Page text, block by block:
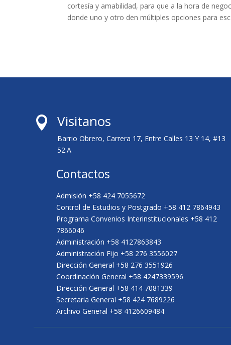
cortesía y amabilidad, para que a la hora de
donde uno y otro den múltiples opciones para
 Visitanos
Barrio Obrero, Carrera 17, Entre Calles 13 Y 14, #13
52.A
Contactos
Admisión +58 424 7055672
Control de Estudios y Postgrado +58 412 7864943
Programa Convenios Interinstitucionales +58 412
7866046
Administración +58 4127863843
Administración Fijo +58 276 3556027
Dirección General +58 276 3551926
Coordinación General +58 4247339596
Dirección General +58 414 7081339
Secretaria General +58 424 7689226
Archivo General +58 4126609484